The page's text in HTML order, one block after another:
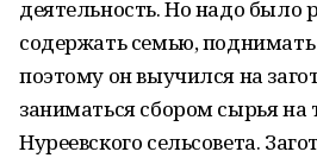
деятельность. Но надо было
содержать семью, поднимать
поэтому он выучился на
заниматься сбором сырья на
Нуреевского сельсовета.